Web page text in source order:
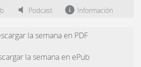
Podcast Información
la semana en PDF
la semana en ePub